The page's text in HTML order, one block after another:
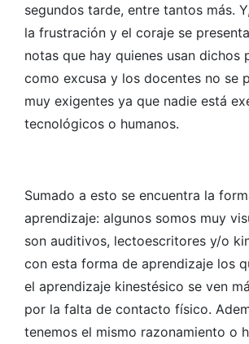
segundos tarde, entre tantos más.
la frustración y el coraje se
notas que hay quienes usan dichos
como excusa y los docentes no se
muy exigentes ya que nadie está
tecnológicos o humanos.
Sumado a esto se encuentra la
aprendizaje: algunos somos muy
son auditivos, lectoescritores y/o
con esta forma de aprendizaje los
el aprendizaje kinestésico se ven
por la falta de contacto físico.
tenemos el mismo razonamiento o